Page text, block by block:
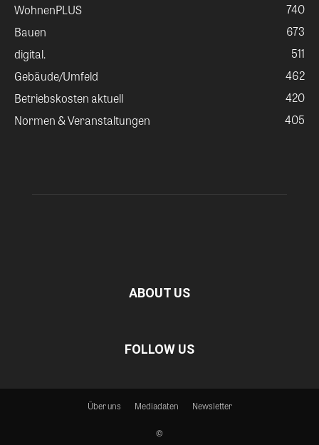
WohnenPLUS
740
Bauen
673
digital.
511
Gebäude/Umfeld
462
Betriebskosten aktuell
420
Normen & Veranstaltungen
405
ABOUT US
FOLLOW US
Über uns Mediadaten Newsletter
©